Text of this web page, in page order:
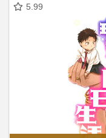
5.99